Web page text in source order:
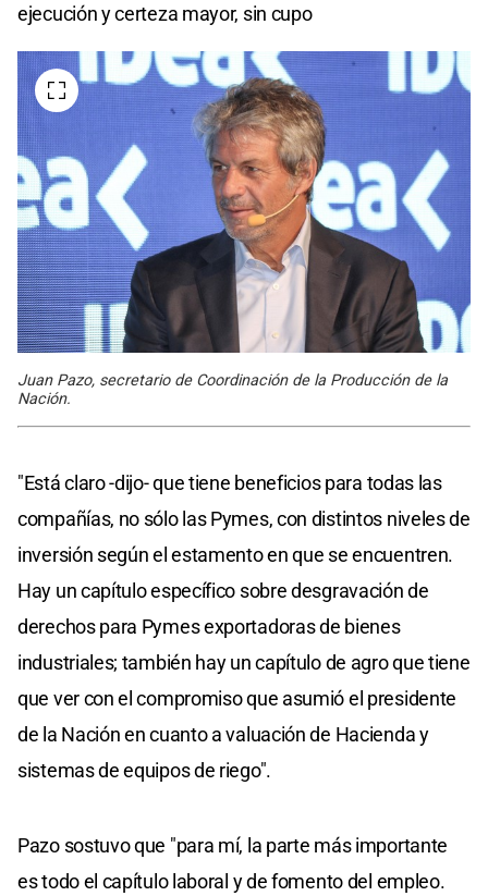
ejecución y certeza mayor, sin cupo
Juan Pazo, secretario de Coordinación de la Producción de la
Nación.
"Está claro -dijo- que tiene beneficios para todas las
compañías, no sólo las Pymes, con distintos niveles de
inversión según el estamento en que se encuentren.
Hay un capítulo específico sobre desgravación de
derechos para Pymes exportadoras de bienes
industriales; también hay un capítulo de agro que tiene
que ver con el compromiso que asumió el presidente
de la Nación en cuanto a valuación de Hacienda y
sistemas de equipos de riego".
Pazo sostuvo que "para mí, la parte más importante
es todo el capítulo laboral y de fomento del empleo.